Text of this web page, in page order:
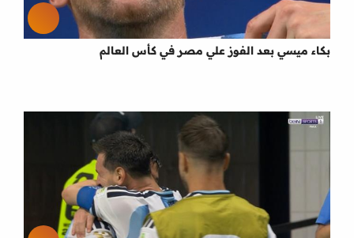
بكاء ميسي بعد الفوز علي مصر في كأس العالم